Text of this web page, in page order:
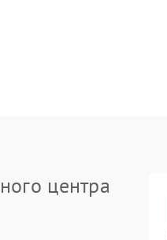
центра